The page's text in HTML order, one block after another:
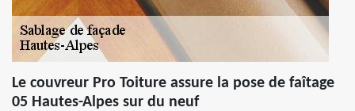
Le couvreur Pro Toiture assure la pose de faîtage
05 Hautes-Alpes sur du neuf